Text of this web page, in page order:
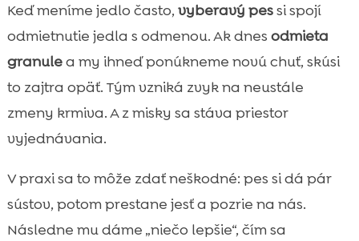
Keď meníme jedlo často, vyberavý pessi spojí
odmietnutie jedla s odmenou. Ak dnes odmieta
granulea my ihneď ponúkneme novú chuť, skúsi
to zajtra opäť. Tým vzniká zvyk na neustále
zmeny krmiva. A z misky sa stáva priestor
vyjednávania.
V praxi sa to môže zdať neškodné: pes si dá pár
sústov, potom prestane jesť a pozrie na nás.
Následne mu dáme „niečo lepšie“, čím sa